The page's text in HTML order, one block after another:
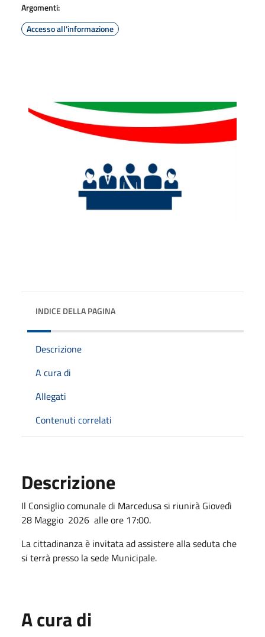
Argomenti:
Accesso all'informazione
INDICE DELLA PAGINA
Descrizione
A cura di
Allegati
Contenuti correlati
Descrizione
Il Consiglio comunale di Marcedusa si riunirà Giovedì
28 Maggio 2026 alle ore 17:00.
La cittadinanza è invitata ad assistere alla seduta che
si terrà presso la sede Municipale.
A cura di